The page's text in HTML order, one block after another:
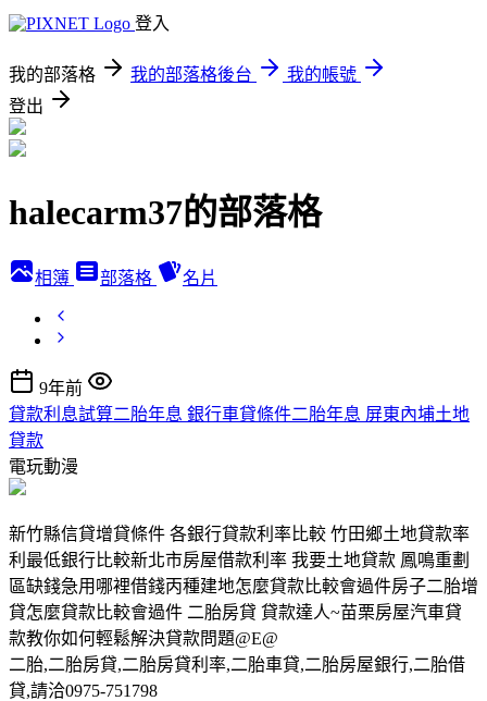
登入
我的部落格 我的部落格後台
我的帳號
登出
halecarm37的部落格
相簿 部落格 名片
9年前
貸款利息試算二胎年息 銀行車貸條件二胎年息 屏東內埔土地
貸款
電玩動漫
新竹縣信貸增貸條件 各銀行貸款利率比較 竹田鄉土地貸款率
利最低銀行比較新北市房屋借款利率 我要土地貸款 鳳鳴重劃
區缺錢急用哪裡借錢丙種建地怎麼貸款比較會過件房子二胎增
貸怎麼貸款比較會過件 二胎房貸 貸款達人~苗栗房屋汽車貸
款教你如何輕鬆解決貸款問題@E@
二胎,二胎房貸,二胎房貸利率,二胎車貸,二胎房屋銀行,二胎借
貸,請洽0975-751798